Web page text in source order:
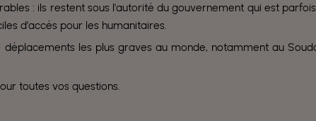
: ils restent sous l'autorité du gouvernement qui est
d'accès pour les humanitaires.
les plus graves au monde, notamment au
toutes vos questions.